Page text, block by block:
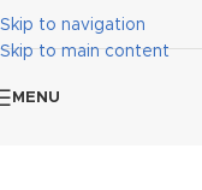
Skip to navigation
Skip to main content
MENU